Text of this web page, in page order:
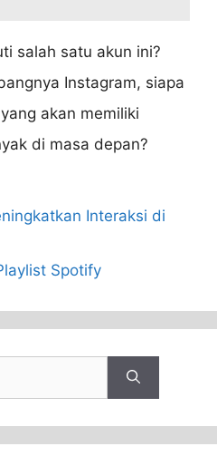
salah satu akun ini?
Instagram, siapa
akan memiliki
di masa depan?
Interaksi di
Spotify